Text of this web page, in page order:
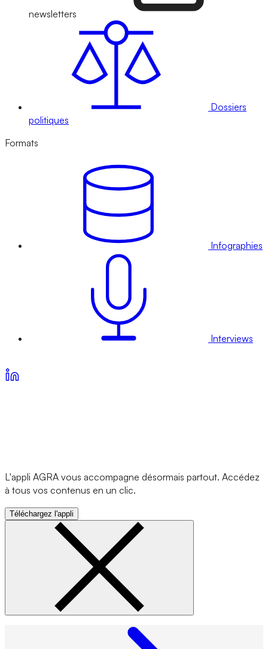
newsletters
Dossiers
politiques
Formats
Infographies
Interviews
L'appli AGRA vous accompagne désormais partout. Accédez
à tous vos contenus en un clic.
Téléchargez l'appli